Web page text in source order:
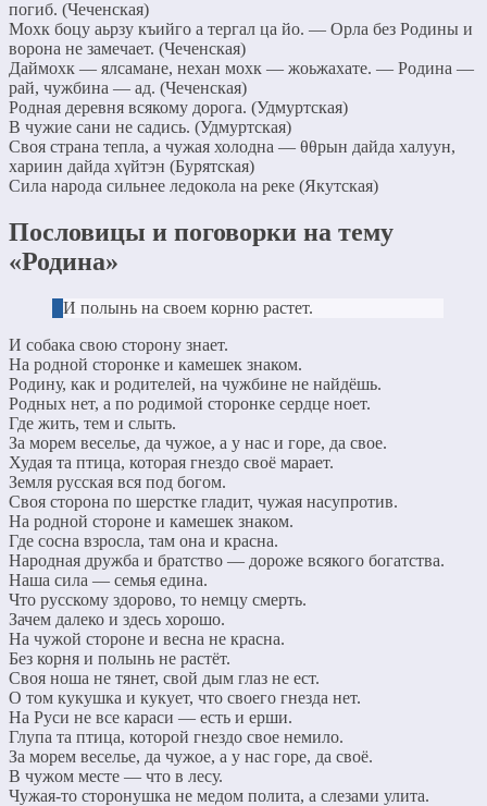
погиб. (Чеченская)
Мохк боцу аьрзу къийго а тергал ца йо. — Орла без Родины и
ворона не замечает. (Чеченская)
Даймохк — ялсамане, нехан мохк — жоьжахате. — Родина —
рай, чужбина — ад. (Чеченская)
Родная деревня всякому дорога. (Удмуртская)
В чужие сани не садись. (Удмуртская)
Своя страна тепла, а чужая холодна — θθрын дайда халуун,
хариин дайда хγйтэн (Бурятская)
Сила народа сильнее ледокола на реке (Якутская)
Пословицы и поговорки на тему
«Родина»
И полынь на своем корню растет.
И собака свою сторону знает.
На родной сторонке и камешек знаком.
Родину, как и родителей, на чужбине не найдёшь.
Родных нет, а по родимой сторонке сердце ноет.
Где жить, тем и слыть.
За морем веселье, да чужое, а у нас и горе, да свое.
Худая та птица, которая гнездо своё марает.
Земля русская вся под богом.
Своя сторона по шерстке гладит, чужая насупротив.
На родной стороне и камешек знаком.
Где сосна взросла, там она и красна.
Народная дружба и братство — дороже всякого богатства.
Наша сила — семья едина.
Что русскому здорово, то немцу смерть.
Зачем далеко и здесь хорошо.
На чужой стороне и весна не красна.
Без корня и полынь не растёт.
Своя ноша не тянет, свой дым глаз не ест.
О том кукушка и кукует, что своего гнезда нет.
На Руси не все караси — есть и ерши.
Глупа та птица, которой гнездо свое немило.
За морем веселье, да чужое, а у нас горе, да своё.
В чужом месте — что в лесу.
Чужая-то сторонушка не медом полита, а слезами улита.